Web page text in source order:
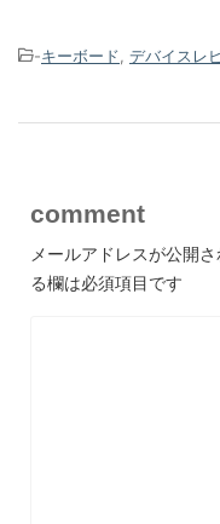
-キーボード デバイスレ
comment
メールアドレスが公開
る欄は必須項目です